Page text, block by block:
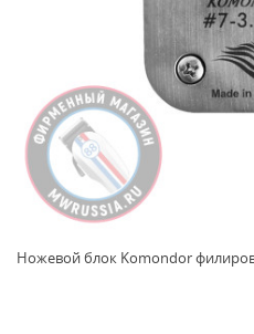
Ножевой блок Komondor